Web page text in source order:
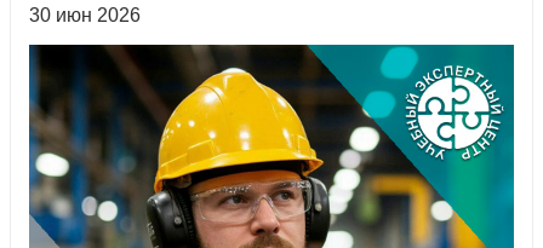
30 июн 2026